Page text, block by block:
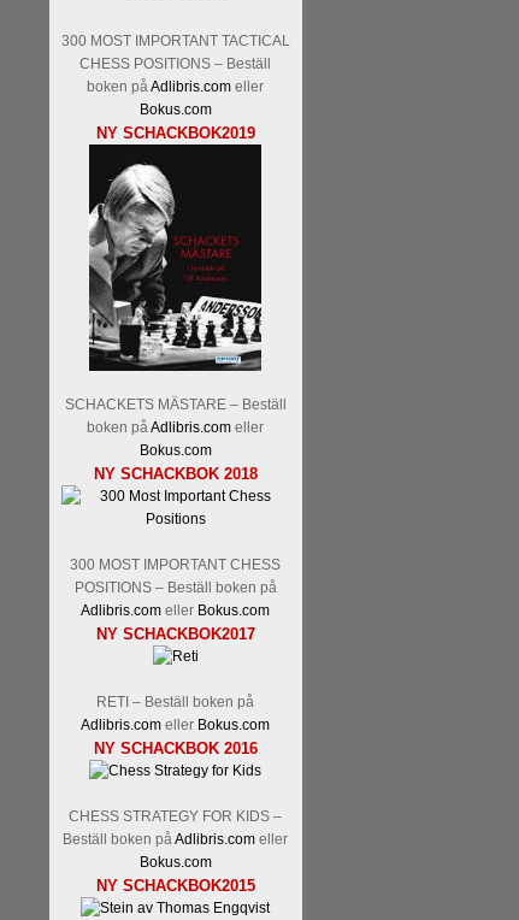
300 MOST IMPORTANT TACTICAL
CHESS POSITIONS – Beställ
boken påAdlibris.com eller
Bokus.com
NY SCHACKBOK2019
SCHACKETS MÄSTARE – Beställ
boken på Adlibris.com eller
Bokus.com
NY SCHACKBOK 2018
300 MOST IMPORTANT CHESS
POSITIONS – Beställ boken på
Adlibris.com eller Bokus.com
NY SCHACKBOK2017
RETI – Beställ boken på
Adlibris.com eller Bokus.com
NY SCHACKBOK 2016
CHESS STRATEGY FOR KIDS –
Beställ boken på Adlibris.com eller
Bokus.com
NY SCHACKBOK2015